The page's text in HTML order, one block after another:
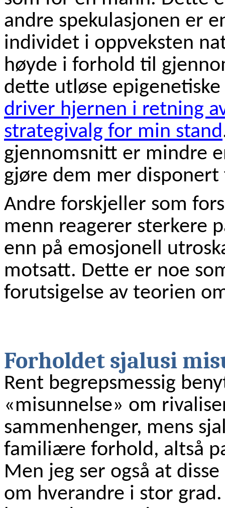
andre spekulasjonen er
individet i oppveksten
høyde i forhold til
dette utløse
driver hjernen i retning
strategivalg for min stand
gjennomsnitt er mindre
gjøre dem mer disponert
Andre forskjeller som
menn reagerer sterkere
enn på emosjonell
motsatt. Dette er noe
forutsigelse av teorien
Forholdet sjalusi
Rent begrepsmessig
«misunnelse» om
sammenhenger, mens
familiære forhold, altså
Men jeg ser også at
om hverandre i stor